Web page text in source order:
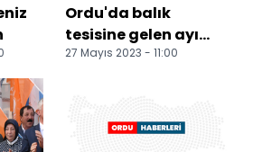
Ordu'da balık
tesisine gelen ayı
kamerada
27 Mayıs 2023 - 11:00